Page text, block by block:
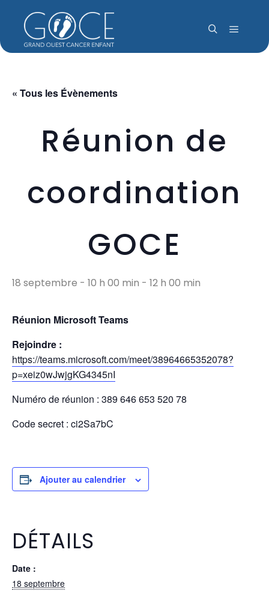
Menu
« Tous les Évènements
Réunion de
coordination
GOCE
18 septembre - 10 h 00 min - 12 h 00 min
Réunion Microsoft Teams
Rejoindre :
https://teams.microsoft.com/meet/38964665352078?
p=xeiz0wJwjgKG4345nI
Numéro de réunion : 389 646 653 520 78
Code secret : ci2Sa7bC
Ajouter au calendrier
DÉTAILS
Date :
18 septembre